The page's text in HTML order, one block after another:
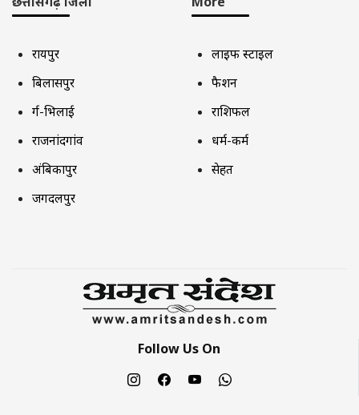
रायपुर
बिलासपुर
दुर्ग-भिलाई
राजनांदगांव
अंबिकापुर
जगदलपुर
लाइफ स्टाइल
फैशन
राशिफल
धर्म-कर्म
सेहत
Follow Us On